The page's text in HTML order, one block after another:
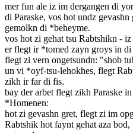
mer fun ale iz im dergangen di
di Paraske, vos hot undz
gemolkn di *beheyme.
vos hot zi gehat tsu Rabtshikn -
er flegt ir *tomed zayn groys in
flegt zi vern ongetsundn: "shob
un vi *oyf-tsu-lehokhes, flegt
zikh ir far di fis.
bay der arbet flegt zikh Paraske
*Homenen:
hot zi gevashn gret, flegt zi im
Rabtshik hot faynt gehat aza